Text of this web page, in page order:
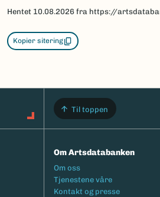
Hentet 10.08.2026 fra https://
Kopier sitering
Til toppen
Om Artsdatabanken
Footermeny
Om oss
Tjenestene våre
Kontakt og presse